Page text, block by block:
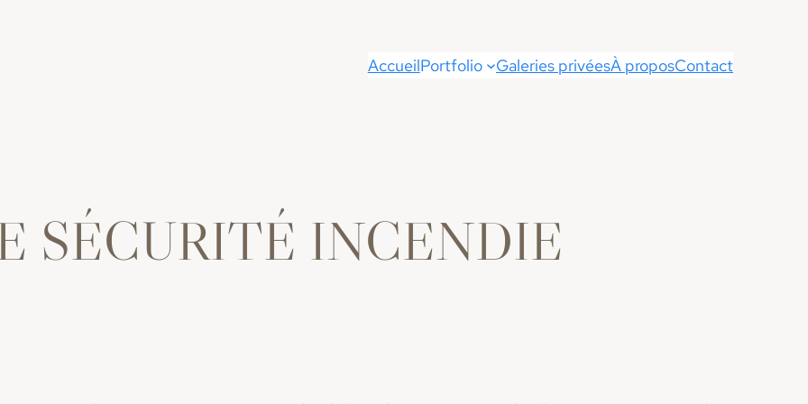
AccueilPortfolio Galeries privéesÀ proposContact
SÉCURITÉ INCENDIE